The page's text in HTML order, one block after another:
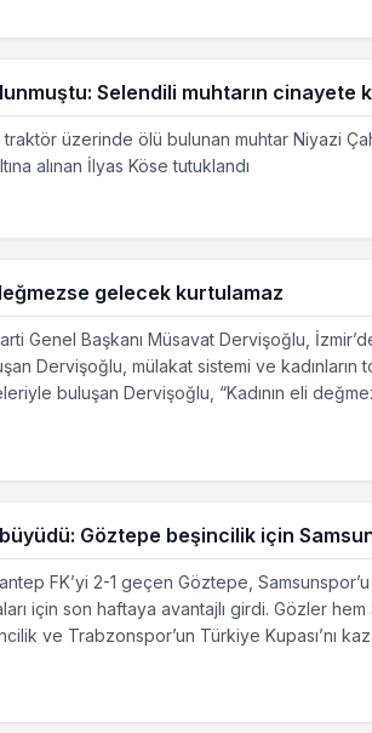
Selendili muhtarın cinayete
traktör üzerinde ölü bulunan muhtar Niyazi
alınan İlyas Köse tutuklandı
gelecek kurtulamaz
Genel Başkanı Müsavat Dervişoğlu,
Dervişoğlu, mülakat sistemi ve
buluşan Dervişoğlu, “Kadının eli
Göztepe beşincilik için
FK’yi 2-1 geçen Göztepe,
için son haftaya avantajlı girdi. Gözler
ve Trabzonspor’un Türkiye Kupası’nı